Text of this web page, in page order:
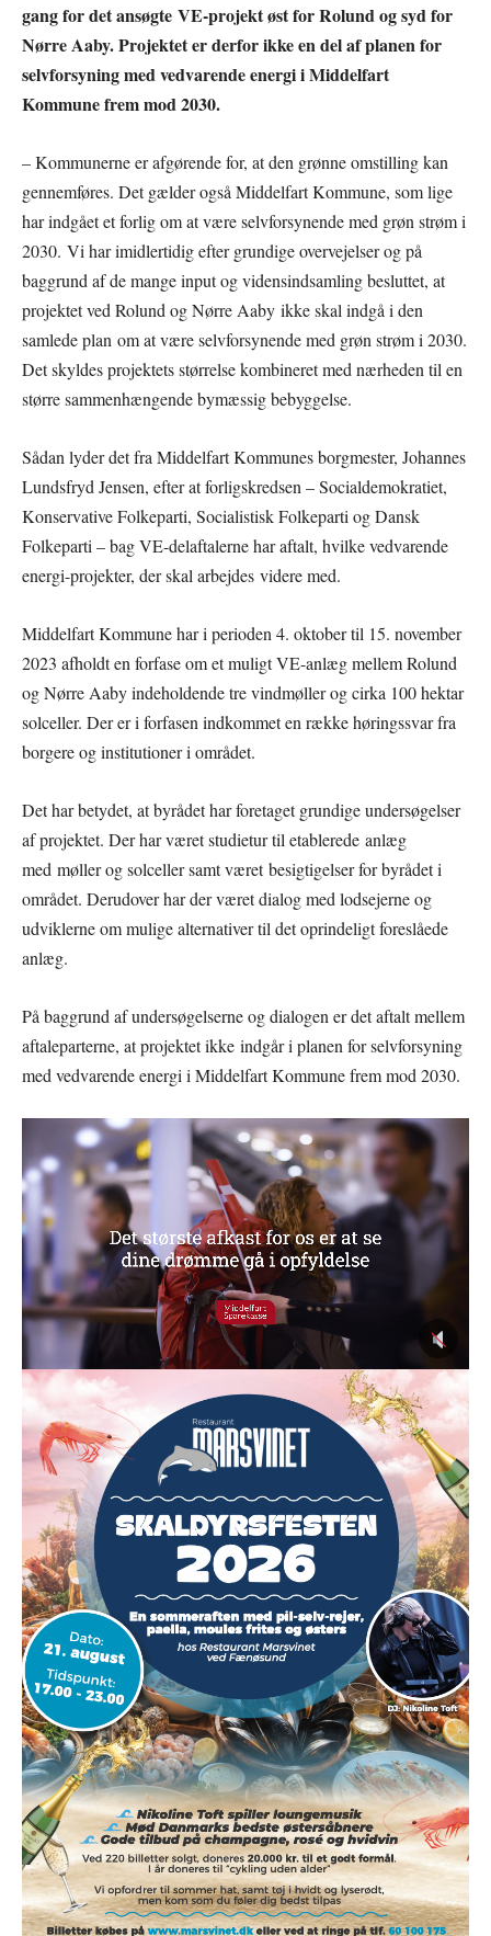
gang for det ansøgte VE-projekt øst for Rolund og syd for
Nørre Aaby. Projektet er derfor ikke en del af planen for
selvforsyning med vedvarende energi i Middelfart
Kommune frem mod 2030.
– Kommunerne er afgørende for, at den grønne omstilling kan
gennemføres. Det gælder også Middelfart Kommune, som lige
har indgået et forlig om at være selvforsynende med grøn strøm i
2030. Vi har imidlertidig efter grundige overvejelser og på
baggrund af de mange input og vidensindsamling besluttet, at
projektet ved Rolund og Nørre Aaby ikke skal indgå i den
samlede plan om at være selvforsynende med grøn strøm i 2030.
Det skyldes projektets størrelse kombineret med nærheden til en
større sammenhængende bymæssig bebyggelse.
Sådan lyder det fra Middelfart Kommunes borgmester, Johannes
Lundsfryd Jensen, efter at forligskredsen – Socialdemokratiet,
Konservative Folkeparti, Socialistisk Folkeparti og Dansk
Folkeparti – bag VE-delaftalerne har aftalt, hvilke vedvarende
energi-projekter, der skal arbejdes videre med.
Middelfart Kommune har i perioden 4. oktober til 15. november
2023 afholdt en forfase om et muligt VE-anlæg mellem Rolund
og Nørre Aaby indeholdende tre vindmøller og cirka 100 hektar
solceller. Der er i forfasen indkommet en række høringssvar fra
borgere og institutioner i området.
Det har betydet, at byrådet har foretaget grundige undersøgelser
af projektet. Der har været studietur til etablerede anlæg
med møller og solceller samt været besigtigelser for byrådet i
området. Derudover har der været dialog med lodsejerne og
udviklerne om mulige alternativer til det oprindeligt foreslåede
anlæg.
På baggrund af undersøgelserne og dialogen er det aftalt mellem
aftaleparterne, at projektet ikke indgår i planen for selvforsyning
med vedvarende energi i Middelfart Kommune frem mod 2030.